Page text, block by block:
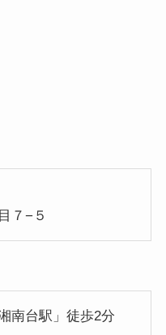
７−５
南台駅」徒歩2分